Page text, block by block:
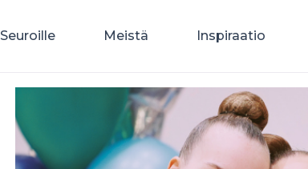
Seuroille Meistä Inspiraatio